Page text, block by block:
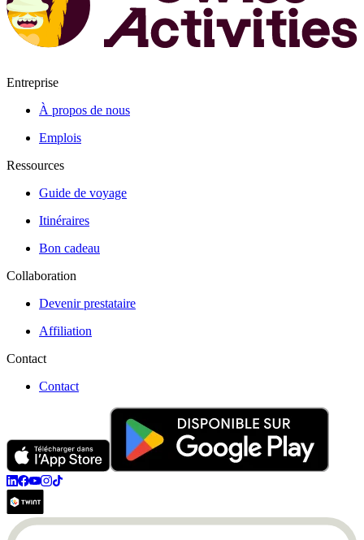
Entreprise
À propos de nous
Emplois
Ressources
Guide de voyage
Itinéraires
Bon cadeau
Collaboration
Devenir prestataire
Affiliation
Contact
Contact